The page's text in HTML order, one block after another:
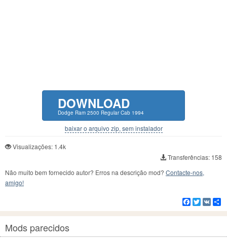
DOWNLOAD
Dodge Ram 2500 Regular Cab 1994
baixar o arquivo zip, sem instalador
Visualizações: 1.4k
Transferências: 158
Não muito bem fornecido autor? Erros na descrição mod? Contacte-nos,
amigo!
Facebook
Twitter
VK
Mods parecidos